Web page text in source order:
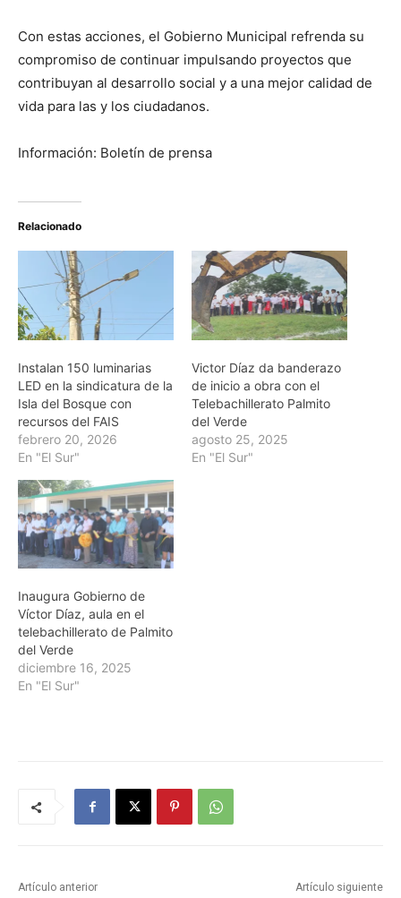
Con estas acciones, el Gobierno Municipal refrenda su
compromiso de continuar impulsando proyectos que
contribuyan al desarrollo social y a una mejor calidad de
vida para las y los ciudadanos.
Información: Boletín de prensa
Relacionado
Instalan 150 luminarias
LED en la sindicatura de la
Isla del Bosque con
recursos del FAIS
febrero 20, 2026
En "El Sur"
Victor Díaz da banderazo
de inicio a obra con el
Telebachillerato Palmito
del Verde
agosto 25, 2025
En "El Sur"
Inaugura Gobierno de
Víctor Díaz, aula en el
telebachillerato de Palmito
del Verde
diciembre 16, 2025
En "El Sur"
Artículo anterior Artículo siguiente